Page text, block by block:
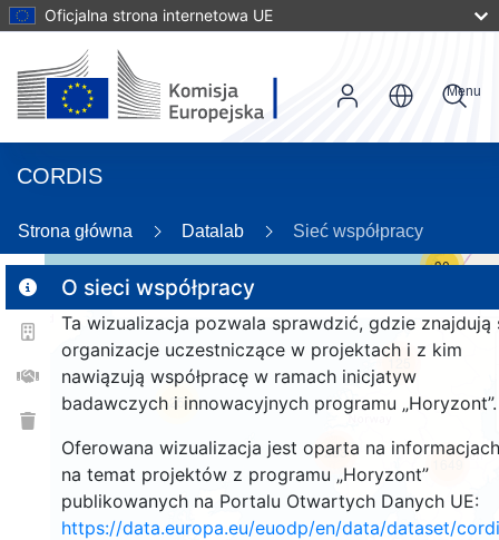
Oficjalna strona internetowa UE
CORDIS
Menu
Strona główna Datalab Sieć współpracy
O sieci współpracy
Ta wizualizacja pozwala sprawdzić, gdzie znajdują
organizacje uczestniczące w projektach i z kim
nawiązują współpracę w ramach inicjatyw
badawczych i innowacyjnych programu „Horyzont”.
Oferowana wizualizacja jest oparta na informacjach
na temat projektów z programu „Horyzont”
publikowanych na Portalu Otwartych Danych UE:
https://data.europa.eu/euodp/en/data/dataset/
30
25
125
253